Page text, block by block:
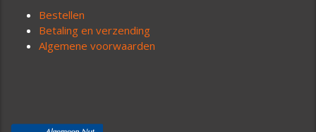
Bestellen
Betaling en verzending
Algemene voorwaarden